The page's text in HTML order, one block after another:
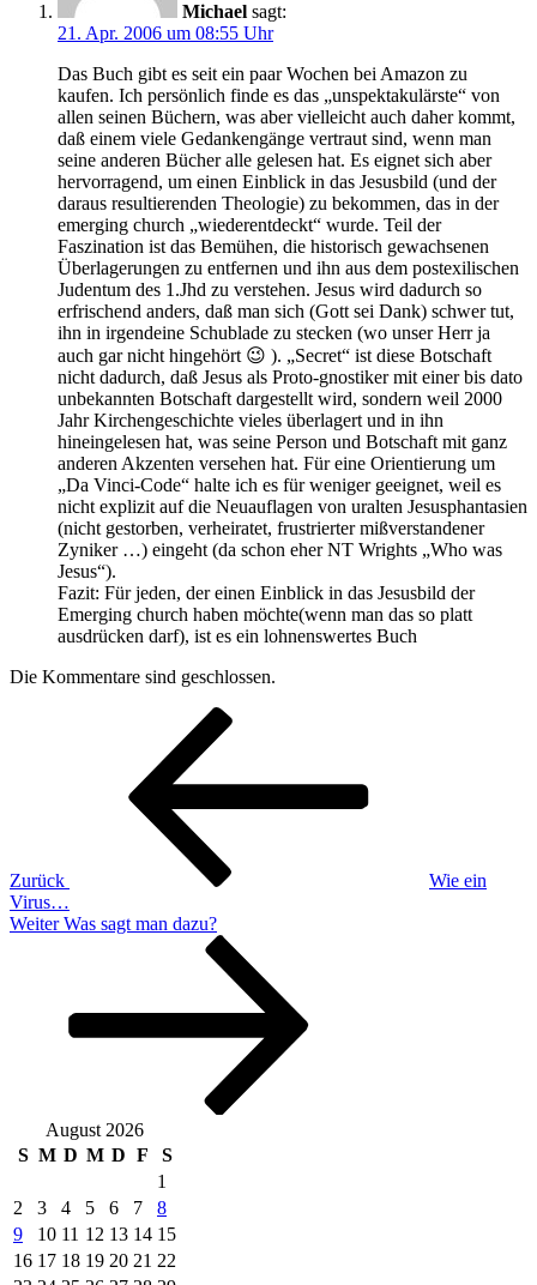
Michael sagt:
21. Apr. 2006 um 08:55 Uhr
Das Buch gibt es seit ein paar Wochen bei Amazon zu
kaufen. Ich persönlich finde es das „unspektakulärste“ von
allen seinen Büchern, was aber vielleicht auch daher kommt,
daß einem viele Gedankengänge vertraut sind, wenn man
seine anderen Bücher alle gelesen hat. Es eignet sich aber
hervorragend, um einen Einblick in das Jesusbild (und der
daraus resultierenden Theologie) zu bekommen, das in der
emerging church „wiederentdeckt“ wurde. Teil der
Faszination ist das Bemühen, die historisch gewachsenen
Überlagerungen zu entfernen und ihn aus dem postexilischen
Judentum des 1.Jhd zu verstehen. Jesus wird dadurch so
erfrischend anders, daß man sich (Gott sei Dank) schwer tut,
ihn in irgendeine Schublade zu stecken (wo unser Herr ja
auch gar nicht hingehört 😉 ). „Secret“ ist diese Botschaft
nicht dadurch, daß Jesus als Proto-gnostiker mit einer bis dato
unbekannten Botschaft dargestellt wird, sondern weil 2000
Jahr Kirchengeschichte vieles überlagert und in ihn
hineingelesen hat, was seine Person und Botschaft mit ganz
anderen Akzenten versehen hat. Für eine Orientierung um
„Da Vinci-Code“ halte ich es für weniger geeignet, weil es
nicht explizit auf die Neuauflagen von uralten Jesusphantasien
(nicht gestorben, verheiratet, frustrierter mißverstandener
Zyniker …) eingeht (da schon eher NT Wrights „Who was
Jesus“).
Fazit: Für jeden, der einen Einblick in das Jesusbild der
Emerging church haben möchte(wenn man das so platt
ausdrücken darf), ist es ein lohnenswertes Buch
Die Kommentare sind geschlossen.
Beitragsnavigation
Zurück
Wie ein
Virus…
Nächster
Weiter Was sagt man dazu?
August 2026
S M D M D F
S
1
2
3 4 5 6 7
8
9
10 11 12 13 14 15
16 17 18 19 20 21 22